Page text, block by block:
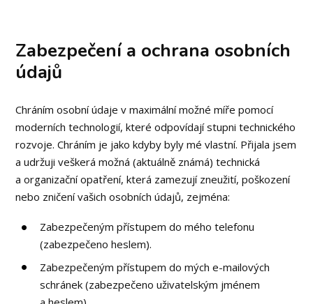
Zabezpečení a ochrana osobních
údajů
Chráním osobní údaje v maximální možné míře pomocí
moderních technologií, které odpovídají stupni technického
rozvoje. Chráním je jako kdyby byly mé vlastní. Přijala jsem
a udržuji veškerá možná (aktuálně známá) technická
a organizační opatření, která zamezují zneužití, poškození
nebo zničení vašich osobních údajů, zejména:
Zabezpečeným přístupem do mého telefonu
(zabezpečeno heslem).
Zabezpečeným přístupem do mých e-mailových
schránek (zabezpečeno uživatelským jménem